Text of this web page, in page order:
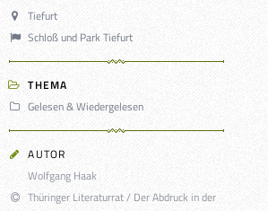
Tiefurt
Schloß und Park Tiefurt
THEMA
Gelesen & Wiedergelesen
AUTOR
Wolfgang Haak
Thüringer Literaturrat / Der Abdruck in der